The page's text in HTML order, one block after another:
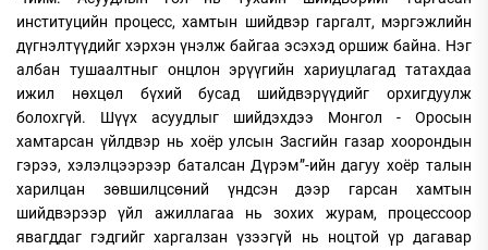
институцийн процесс, хамтын шийдвэр гаргалт, мэргэжлийн
дүгнэлтүүдийг хэрхэн үнэлж байгаа эсэхэд оршиж байна. Нэг
албан тушаалтныг онцлон эрүүгийн хариуцлагад татахдаа
ижил нөхцөл бүхий бусад шийдвэрүүдийг орхигдуулж
болохгүй. Шүүх асуудлыг шийдэхдээ Монгол - Оросын
хамтарсан үйлдвэр нь хоёр улсын Засгийн газар хоорондын
гэрээ, хэлэлцээрээр баталсан Дүрэм”-ийн дагуу хоёр талын
харилцан зөвшилцсөний үндсэн дээр гарсан хамтын
шийдвэрээр үйл ажиллагаа нь зохих журам, процессоор
явагддаг гэдгийг харгалзан үзээгүй нь ноцтой үр дагавар